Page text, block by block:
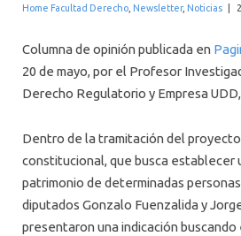
Home Facultad Derecho Newsletter, Noticias
Columna de opinión publicada en
20 de mayo, por el Profesor
Derecho Regulatorio y Empresa
Dentro de la tramitación del
constitucional, que busca establecer
patrimonio de determinadas
diputados Gonzalo Fuenzalida y
presentaron una indicación buscando